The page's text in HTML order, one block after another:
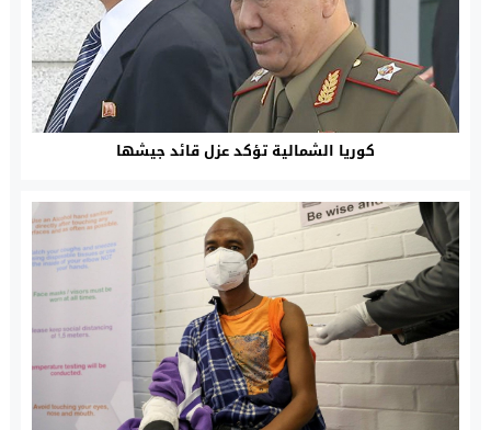
كوريا الشمالية تؤكد عزل قائد جيشها